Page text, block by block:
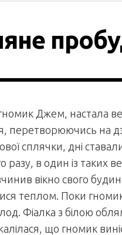
Джем, настала
перетворюючись на
сплячки, дні
разу, в один із таких
вікно свого
теплом. Поки
Фіалка з білою
що гномик